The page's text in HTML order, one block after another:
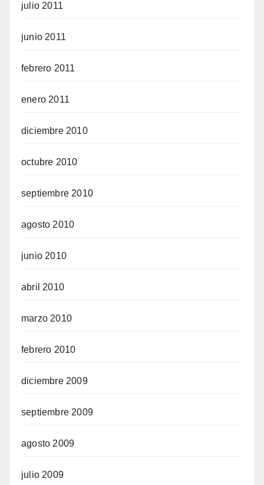
julio 2011
junio 2011
febrero 2011
enero 2011
diciembre 2010
octubre 2010
septiembre 2010
agosto 2010
junio 2010
abril 2010
marzo 2010
febrero 2010
diciembre 2009
septiembre 2009
agosto 2009
julio 2009